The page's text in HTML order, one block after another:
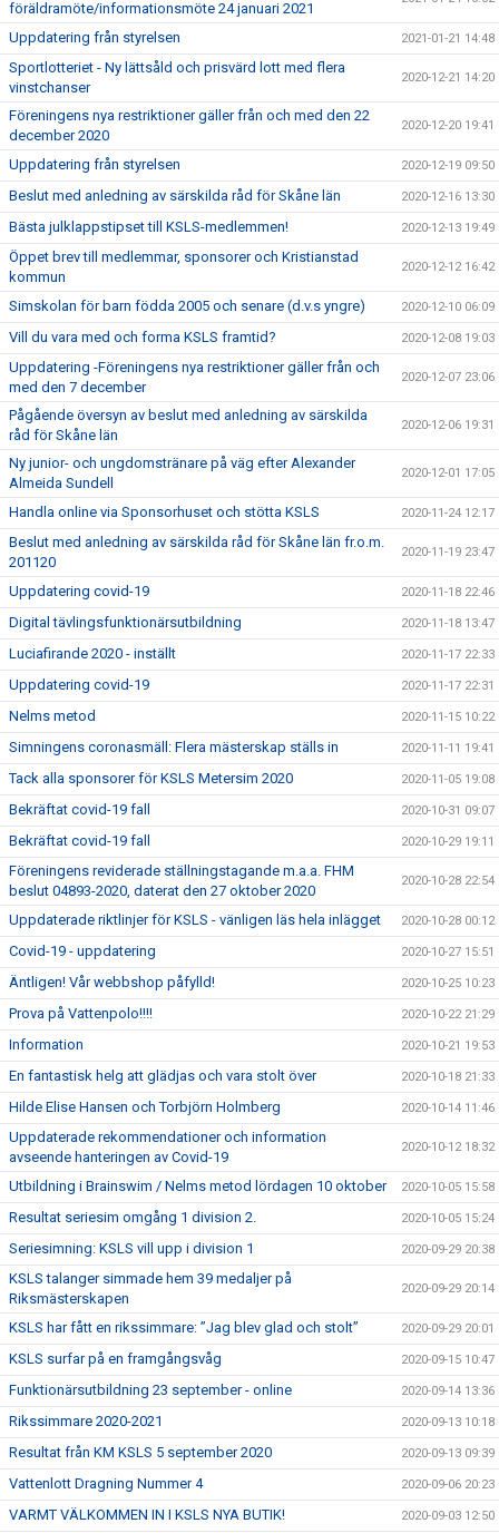
föräldramöte/informationsmöte 24 januari 2021
Uppdatering från styrelsen 2021-01-21 14:48
Sportlotteriet - Ny lättsåld och prisvärd lott med flera
vinstchanser
2020-12-21 14:20
Föreningens nya restriktioner gäller från och med den 22
december 2020
2020-12-20 19:41
Uppdatering från styrelsen 2020-12-19 09:50
Beslut med anledning av särskilda råd för Skåne län 2020-12-16 13:30
Bästa julklappstipset till KSLS-medlemmen! 2020-12-13 19:49
Öppet brev till medlemmar, sponsorer och Kristianstad
kommun
2020-12-12 16:42
Simskolan för barn födda 2005 och senare (d.v.s yngre) 2020-12-10 06:09
Vill du vara med och forma KSLS framtid? 2020-12-08 19:03
Uppdatering -Föreningens nya restriktioner gäller från och
med den 7 december
2020-12-07 23:06
Pågående översyn av beslut med anledning av särskilda
råd för Skåne län
2020-12-06 19:31
Ny junior- och ungdomstränare på väg efter Alexander
Almeida Sundell
2020-12-01 17:05
Handla online via Sponsorhuset och stötta KSLS 2020-11-24 12:17
Beslut med anledning av särskilda råd för Skåne län fr.o.m.
201120
2020-11-19 23:47
Uppdatering covid-19 2020-11-18 22:46
Digital tävlingsfunktionärsutbildning 2020-11-18 13:47
Luciafirande 2020 - inställt 2020-11-17 22:33
Uppdatering covid-19 2020-11-17 22:31
Nelms metod 2020-11-15 10:22
Simningens coronasmäll: Flera mästerskap ställs in 2020-11-11 19:41
Tack alla sponsorer för KSLS Metersim 2020 2020-11-05 19:08
Bekräftat covid-19 fall 2020-10-31 09:07
Bekräftat covid-19 fall 2020-10-29 19:11
Föreningens reviderade ställningstagande m.a.a. FHM
beslut 04893-2020, daterat den 27 oktober 2020
2020-10-28 22:54
Uppdaterade riktlinjer för KSLS - vänligen läs hela inlägget 2020-10-28 00:12
Covid-19 - uppdatering 2020-10-27 15:51
Äntligen! Vår webbshop påfylld! 2020-10-25 10:23
Prova på Vattenpolo!!!! 2020-10-22 21:29
Information 2020-10-21 19:53
En fantastisk helg att glädjas och vara stolt över 2020-10-18 21:33
Hilde Elise Hansen och Torbjörn Holmberg 2020-10-14 11:46
Uppdaterade rekommendationer och information
avseende hanteringen av Covid-19
2020-10-12 18:32
Utbildning i Brainswim / Nelms metod lördagen 10 oktober 2020-10-05 15:58
Resultat seriesim omgång 1 division 2. 2020-10-05 15:24
Seriesimning: KSLS vill upp i division 1 2020-09-29 20:38
KSLS talanger simmade hem 39 medaljer på
Riksmästerskapen
2020-09-29 20:14
KSLS har fått en rikssimmare: ”Jag blev glad och stolt” 2020-09-29 20:01
KSLS surfar på en framgångsvåg 2020-09-15 10:47
Funktionärsutbildning 23 september - online 2020-09-14 13:36
Rikssimmare 2020-2021 2020-09-13 10:18
Resultat från KM KSLS 5 september 2020 2020-09-13 09:39
Vattenlott Dragning Nummer 4 2020-09-06 20:23
VARMT VÄLKOMMEN IN I KSLS NYA BUTIK! 2020-09-03 12:50